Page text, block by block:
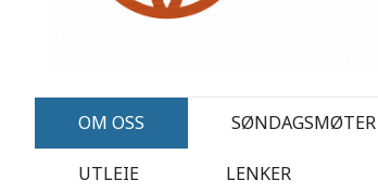
OM OSS SØNDAGSMØTER
UTLEIE LENKER